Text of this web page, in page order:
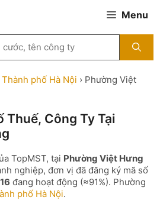
Menu
Thành phố Hà Nội › Phường Việt
Thuế, Công Ty Tại
TopMST, tại Phường Việt Hưng
nghiệp, đơn vị đã đăng ký mã số
đang hoạt động (≈91%). Phường
phố Hà Nội.